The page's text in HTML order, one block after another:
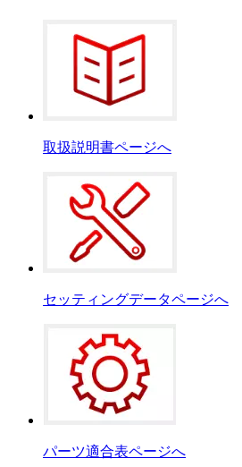
取扱説明書ページへ
セッティングデータページへ
パーツ適合表ページへ